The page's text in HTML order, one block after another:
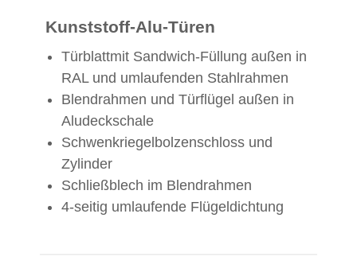
Kunststoff-Alu-Türen
Türblattmit Sandwich-Füllung außen in
RAL und umlaufenden Stahlrahmen
Blendrahmen und Türflügel außen in
Aludeckschale
Schwenkriegelbolzenschloss und
Zylinder
Schließblech im Blendrahmen
4-seitig umlaufende Flügeldichtung